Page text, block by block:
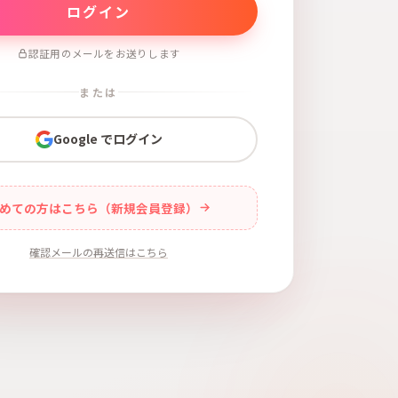
認証用のメールをお送りします
または
Google でログイン
ての方はこちら（新規会員登録）
確認メールの再送信はこちら